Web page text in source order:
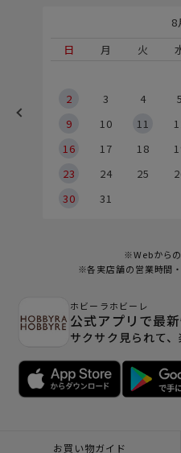
8
日
月 火
2
3 4 5
9
10 11
16
17 18
23
24 25
30
31
※Webから
※各実店舗の営業時間
ホビーラホビーレ
公式アプリで最
サクサク見られて
お買い物ガイド